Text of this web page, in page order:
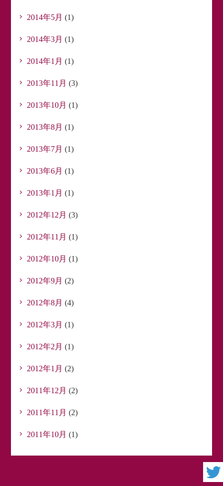
2014年5月 (1)
2014年3月 (1)
2014年1月 (1)
2013年11月 (3)
2013年10月 (1)
2013年8月 (1)
2013年7月 (1)
2013年6月 (1)
2013年1月 (1)
2012年12月 (3)
2012年11月 (1)
2012年10月 (1)
2012年9月 (2)
2012年8月 (4)
2012年3月 (1)
2012年2月 (1)
2012年1月 (2)
2011年12月 (2)
2011年11月 (2)
2011年10月 (1)